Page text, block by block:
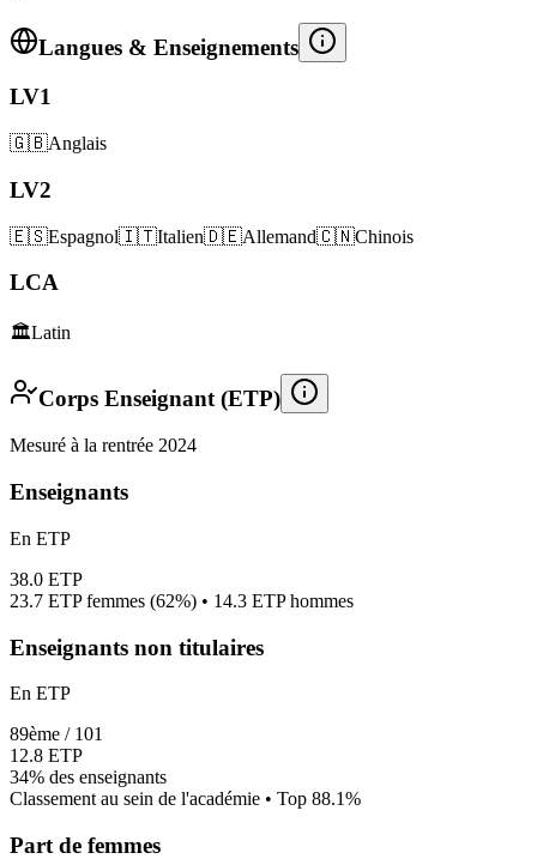
Langues & Enseignements
LV1
🇬🇧Anglais
LV2
🇪🇸Espagnol🇮🇹Italien🇩🇪Allemand🇨🇳Chinois
LCA
🏛️Latin
Corps Enseignant (ETP)
Mesuré à la rentrée 2024
Enseignants
En ETP
38.0 ETP
23.7 ETP femmes (62%) • 14.3 ETP hommes
Enseignants non titulaires
En ETP
89ème / 101
12.8 ETP
34% des enseignants
Classement au sein de l'académie • Top 88.1%
Part de femmes